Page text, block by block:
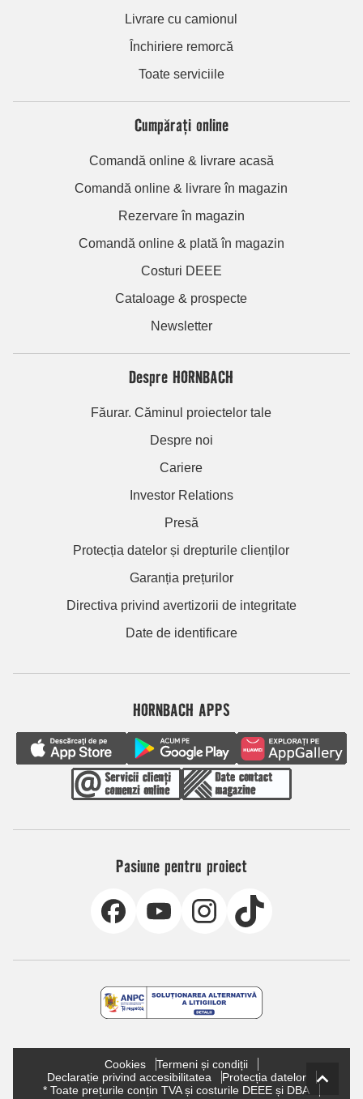
Livrare cu camionul
Închiriere remorcă
Toate serviciile
Cumpărați online
Comandă online & livrare acasă
Comandă online & livrare în magazin
Rezervare în magazin
Comandă online & plată în magazin
Costuri DEEE
Cataloage & prospecte
Newsletter
Despre HORNBACH
Făurar. Căminul proiectelor tale
Despre noi
Cariere
Investor Relations
Presă
Protecția datelor și drepturile clienților
Garanția prețurilor
Directiva privind avertizorii de integritate
Date de identificare
HORNBACH APPS
Pasiune pentru proiect
Cookies
Termeni și condiții
Declarație privind accesibilitatea
Protecția datelor
* Toate prețurile conțin TVA și costurile DEEE și DBA